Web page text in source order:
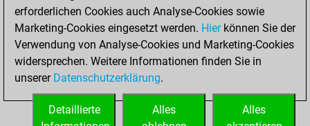
2025
You played 1
bullet games
Play
You scored +0
=0 -1 in bullet
erforderlichen Cookies auch Analyse-Cookies sowie
Marketing-Cookies eingesetzt werden. Hierkönnen Sie der
Verwendung von Analyse-Cookies und Marketing-Cookies
widersprechen. Weitere Informationen finden Sie in
unserer Datenschutzerklärung.
Alles
Alles
Detaillierte